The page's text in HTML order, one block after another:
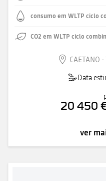
consumo em WLTP ciclo
CO2 em WLTP ciclo
CAETANO
Data
20 450
ver